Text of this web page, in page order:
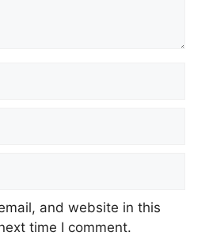
and website in this
time I comment.